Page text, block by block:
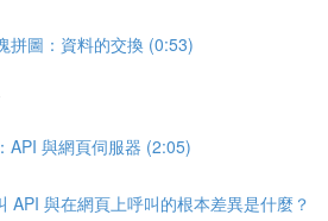
拼圖：資料的交換 (0:53)
API 與網頁伺服器 (2:05)
API 與在網頁上呼叫的根本差異是什麼？